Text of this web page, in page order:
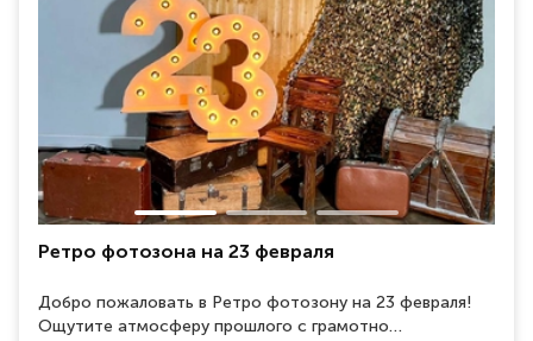
Ретро фотозона на 23 февраля
Добро пожаловать в Ретро фотозону на 23 февраля!
Ощутите атмосферу прошлого с грамотно